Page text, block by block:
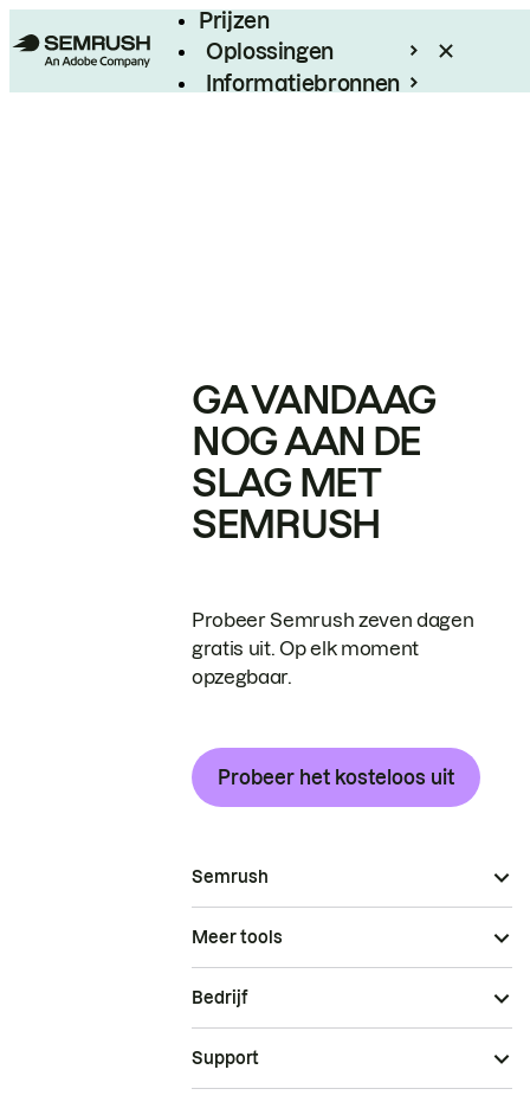
Prijzen
Oplossingen
Informatiebronnen
GA VANDAAG
NOG AAN DE
SLAG MET
SEMRUSH
Probeer Semrush zeven dagen
gratis uit. Op elk moment
opzegbaar.
Probeer het kosteloos uit
Semrush
Meer tools
Bedrijf
Support